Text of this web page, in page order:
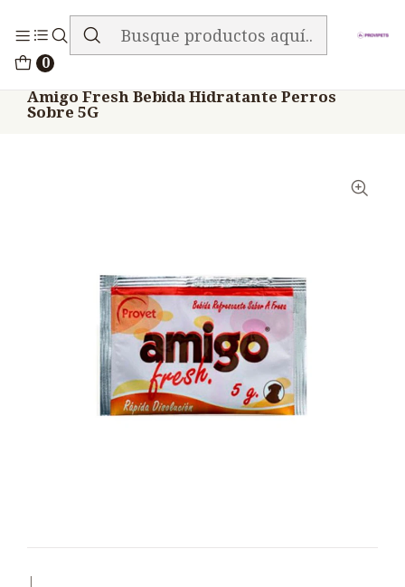
0
ENVIO GRATIS EN TODA LA TIENDA
Amigo Fresh Bebida Hidratante Perros
Sobre 5G